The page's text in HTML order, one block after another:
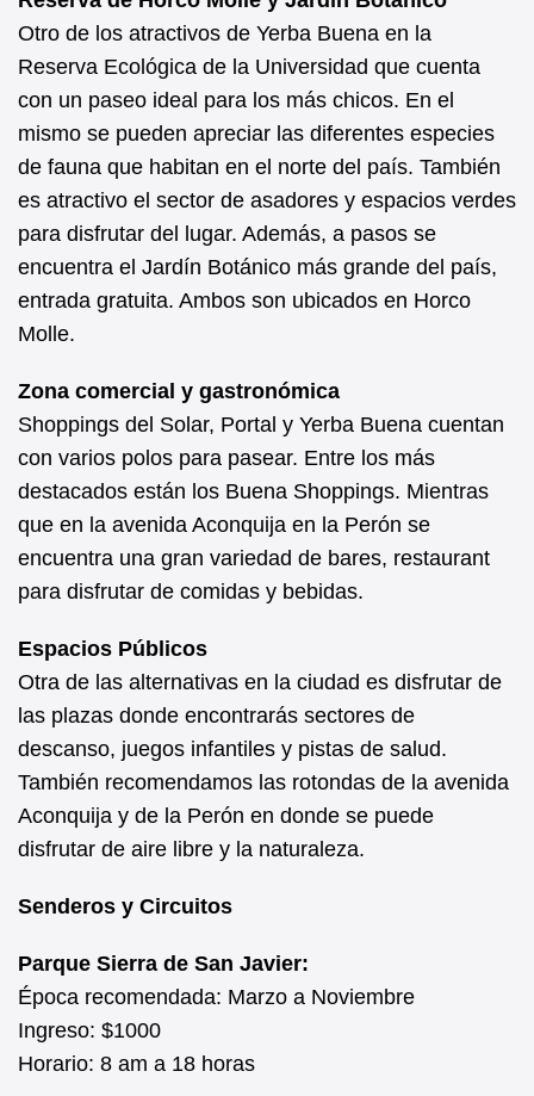
Otro de los atractivos de Yerba Buena en la
Reserva Ecológica de la Universidad que cuenta
con un paseo ideal para los más chicos. En el
mismo se pueden apreciar las diferentes especies
de fauna que habitan en el norte del país. También
es atractivo el sector de asadores y espacios verdes
para disfrutar del lugar. Además, a pasos se
encuentra el Jardín Botánico más grande del país,
entrada gratuita. Ambos son ubicados en Horco
Molle.
Zona comercial y gastronómica
Shoppings del Solar, Portal y Yerba Buena cuentan
con varios polos para pasear. Entre los más
destacados están los Buena Shoppings. Mientras
que en la avenida Aconquija en la Perón se
encuentra una gran variedad de bares, restaurant
para disfrutar de comidas y bebidas.
Espacios Públicos
Otra de las alternativas en la ciudad es disfrutar de
las plazas donde encontrarás sectores de
descanso, juegos infantiles y pistas de salud.
También recomendamos las rotondas de la avenida
Aconquija y de la Perón en donde se puede
disfrutar de aire libre y la naturaleza.
Senderos y Circuitos
Parque Sierra de San Javier:
Época recomendada: Marzo a Noviembre
Ingreso: $1000
Horario: 8 am a 18 horas